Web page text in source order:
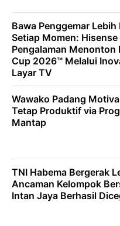
Bawa Penggemar Lebih
Setiap Momen:
Pengalaman Menonton
Cup 2026™ Melalui
Layar TV
Wawako Padang
Tetap Produktif via
Mantap
TNI Habema Bergerak
Ancaman Kelompok
Intan Jaya Berhasil